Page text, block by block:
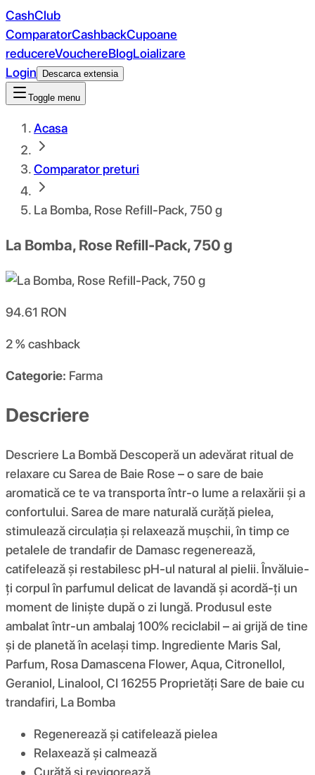
CashClub
ComparatorCashbackCupoane
reducereVouchereBlogLoializare
Login
Descarca extensia
Toggle menu
Acasa
Comparator preturi
La Bomba, Rose Refill-Pack, 750 g
La Bomba, Rose Refill-Pack, 750 g
94.61 RON
2 %cashback
Categorie: Farma
Descriere
Descriere La Bombă Descoperă un adevărat ritual de
relaxare cu Sarea de Baie Rose – o sare de baie
aromatică ce te va transporta într-o lume a relaxării și a
confortului. Sarea de mare naturală curăță pielea,
stimulează circulația și relaxează mușchii, în timp ce
petalele de trandafir de Damasc regenerează,
catifelează și restabilesc pH-ul natural al pielii. Învăluie-
ți corpul în parfumul delicat de lavandă și acordă-ți un
moment de liniște după o zi lungă. Produsul este
ambalat într-un ambalaj 100% reciclabil – ai grijă de tine
și de planetă în același timp. Ingrediente Maris Sal,
Parfum, Rosa Damascena Flower, Aqua, Citronellol,
Geraniol, Linalool, CI 16255 Proprietăți Sare de baie cu
trandafiri, La Bomba
Regenerează și catifelează pielea
Relaxează și calmează
Curăță și revigorează